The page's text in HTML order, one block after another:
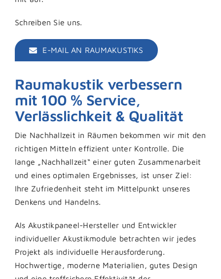
Schreiben Sie uns.
E-MAIL AN RAUMAKUSTIKS
Raumakustik verbessern
mit 100 % Service,
Verlässlichkeit & Qualität
Die Nachhallzeit in Räumen bekommen wir mit den
richtigen Mitteln effizient unter Kontrolle. Die
lange „Nachhallzeit“ einer guten Zusammenarbeit
und eines optimalen Ergebnisses, ist unser Ziel:
Ihre Zufriedenheit steht im Mittelpunkt unseres
Denkens und Handelns.
Als Akustikpaneel-Hersteller und Entwickler
individueller Akustikmodule betrachten wir jedes
Projekt als individuelle Herausforderung.
Hochwertige, moderne Materialien, gutes Design